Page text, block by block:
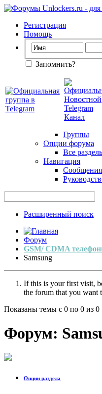
Регистрация
Помощь
Запомнить?
Группы
Опции форума
Все
Навигация
Сообщения
Расширенный поиск
Форум
GSM/ CDMA
Samsung
If this is your first visit,
the forum that you want
Показаны темы с 0 по 0 из 0
Форум:
Опции раздела